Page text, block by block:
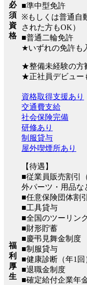
必
須
資
格
■準中型免許
※もしくは普通自
された方もOK）
■普通二輪免許
★いずれの免許も
★整備未経験の方
★正社員デビュ
福
利
厚
生
資格取得支援あり
交通費支給
社会保険完備
研修あり
制服貸与
屋外喫煙所あり
【待遇】
■従業員販売割引
外パーツ・用品な
■任意保険団体割
■工具貸与
■全国のツーリン
■財形貯蓄
■慶弔見舞金制度
■制服貸与
■健康診断（年1回
■退職金制度
■確定給付企業年